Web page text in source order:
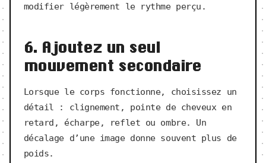
modifier légèrement le rythme perçu.
6. Ajoutez un seul
mouvement secondaire
Lorsque le corps fonctionne, choisissez un
détail : clignement, pointe de cheveux en
retard, écharpe, reflet ou ombre. Un
décalage d’une image donne souvent plus de
poids.